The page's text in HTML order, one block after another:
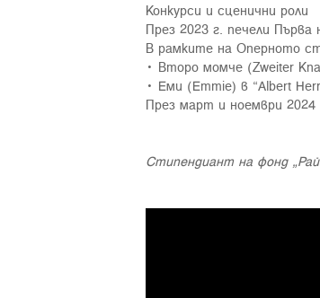
Конкурси и сценични роли
През 2023 г. печели Първа
В рамките на Оперното
• Второ момче (Zweiter
• Еми (Emmie) в “Albert
През март и ноември
Стипендиант на фонд